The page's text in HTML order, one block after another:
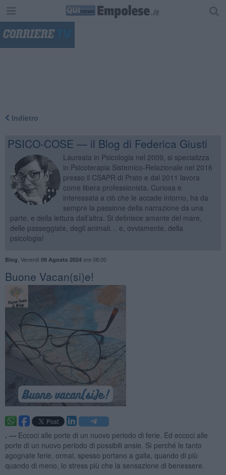
Indietro
PSICO-COSE — il Blog di Federica Giusti
Laureata in Psicologia nel 2009, si specializza
in Psicoterapia Sistemico-Relazionale nel 2016
presso il CSAPR di Prato e dal 2011 lavora
come libera professionista. Curiosa e
interessata a ciò che le accade intorno, ha da
sempre la passione della narrazione da una
parte, e della lettura dall’altra. Si definisce amante del mare,
delle passeggiate, degli animali… e, ovviamente, della
psicologia!
Blog Venerdì 09 Agosto 2024ore 08:00
​Buone Vacan(si)e!
. — Eccoci alle porte di un nuovo periodo di ferie. Ed eccoci alle
porte di un nuovo periodo di possibili ansie. Sì perché le tanto
agognate ferie, ormai, spesso portano a galla, quando di più
quando di meno, lo stress più che la sensazione di benessere.